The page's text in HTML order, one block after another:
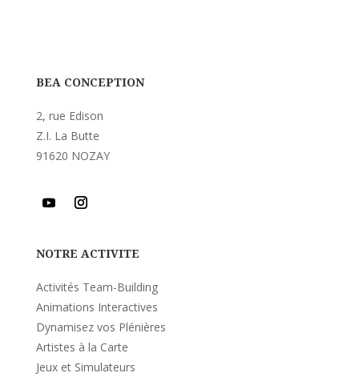
BEA CONCEPTION
2, rue Edison
Z.I. La Butte
91620 NOZAY
NOTRE ACTIVITE
Activités Team-Building
Animations Interactives
Dynamisez vos Plénières
Artistes à la Carte
Jeux et Simulateurs